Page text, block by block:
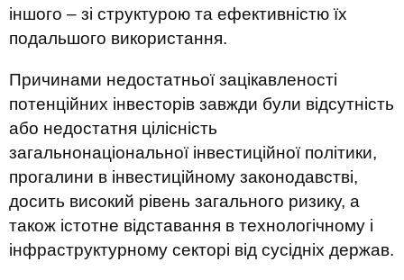
іншого – зі структурою та ефективністю їх
подальшого використання.
Причинами недостатньої зацікавленості
потенційних інвесторів завжди були відсутність
або недостатня цілісність
загальнонаціональної інвестиційної політики,
прогалини в інвестиційному законодавстві,
досить високий рівень загального ризику, а
також істотне відставання в технологічному і
інфраструктурному секторі від сусідніх держав.